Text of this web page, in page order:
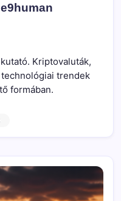
Kriptovaluták,
trendek
formában.